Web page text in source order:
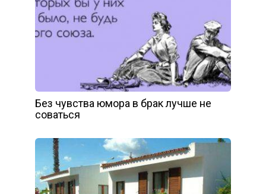
Без чувства юмора в брак лучше не
соваться